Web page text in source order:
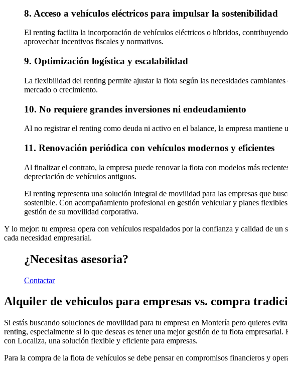
8. Acceso a vehículos eléctricos para impulsar la sostenibilidad
El renting facilita la incorporación de vehículos eléctricos o híbridos,
aprovechar incentivos fiscales y normativos.
9. Optimización logística y escalabilidad
La flexibilidad del renting permite ajustar la flota según las necesidades
mercado o crecimiento.
10. No requiere grandes inversiones ni endeudamiento
Al no registrar el renting como deuda ni activo en el balance, la empresa
11. Renovación periódica con vehículos modernos y eficientes
Al finalizar el contrato, la empresa puede renovar la flota con modelos más
depreciación de vehículos antiguos.
El renting representa una solución integral de movilidad para las empresas que
sostenible. Con acompañamiento profesional en gestión vehicular y planes
gestión de su movilidad corporativa.
Y lo mejor: tu empresa opera con vehículos respaldados por la confianza y calidad de
cada necesidad empresarial.
¿Necesitas asesoria?
Contactar
Alquiler de vehiculos para empresas vs. compra
Si estás buscando soluciones de movilidad para tu empresa en Montería pero quieres
renting, especialmente si lo que deseas es tener una mejor gestión de tu flota
con Localiza, una solución flexible y eficiente para empresas.
Para la compra de la flota de vehículos se debe pensar en compromisos financieros y